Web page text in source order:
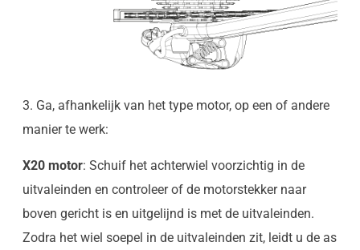
3. Ga, afhankelijk van het type motor, op een of andere
manier te werk:
X20 motor: Schuif het achterwiel voorzichtig in de
uitvaleinden en controleer of de motorstekker naar
boven gericht is en uitgelijnd is met de uitvaleinden.
Zodra het wiel soepel in de uitvaleinden zit, leidt u de as